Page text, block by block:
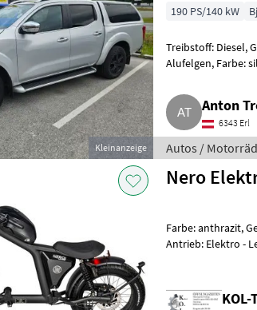
Kleinanzeige
190 PS/140 kW
Treibstoff: Diesel,
Alufelgen, Farbe: silber,
Anton
6343 Erl
Autos /
Nero
Farbe: anthrazit,
Antrieb: Elektro -